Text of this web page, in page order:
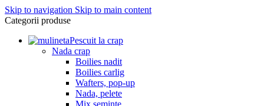
Skip to navigation Skip to main content
Categorii produse
Pescuit la crap
Nada crap
Boilies nadit
Boilies carlig
Wafters, pop-up
Nada, pelete
Mix seminte